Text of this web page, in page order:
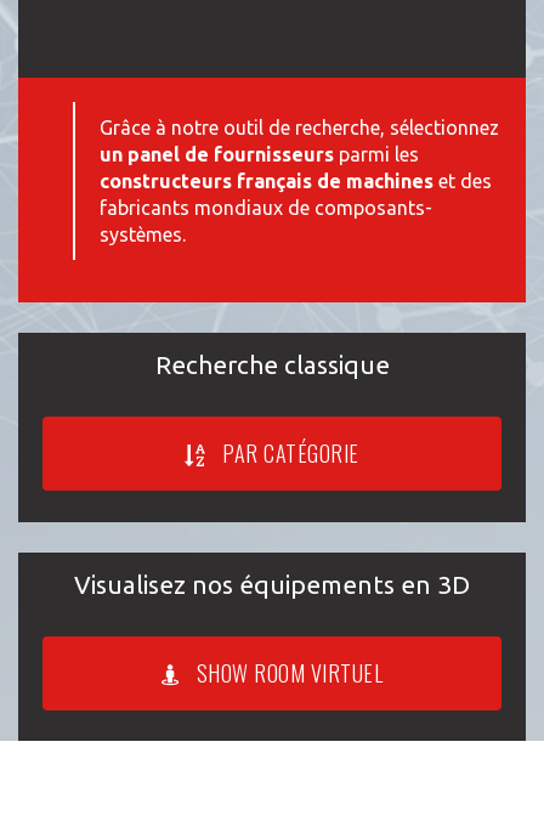
Grâce à notre outil de recherche, sélectionnez
un panel de fournisseurs parmi les
constructeurs français de machines et des
fabricants mondiaux de composants-
systèmes.
Recherche classique
PAR CATÉGORIE
Visualisez nos équipements en 3D
SHOW ROOM VIRTUEL